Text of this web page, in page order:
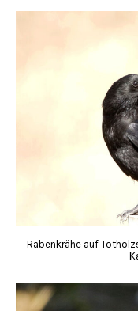
Rabenkrähe auf